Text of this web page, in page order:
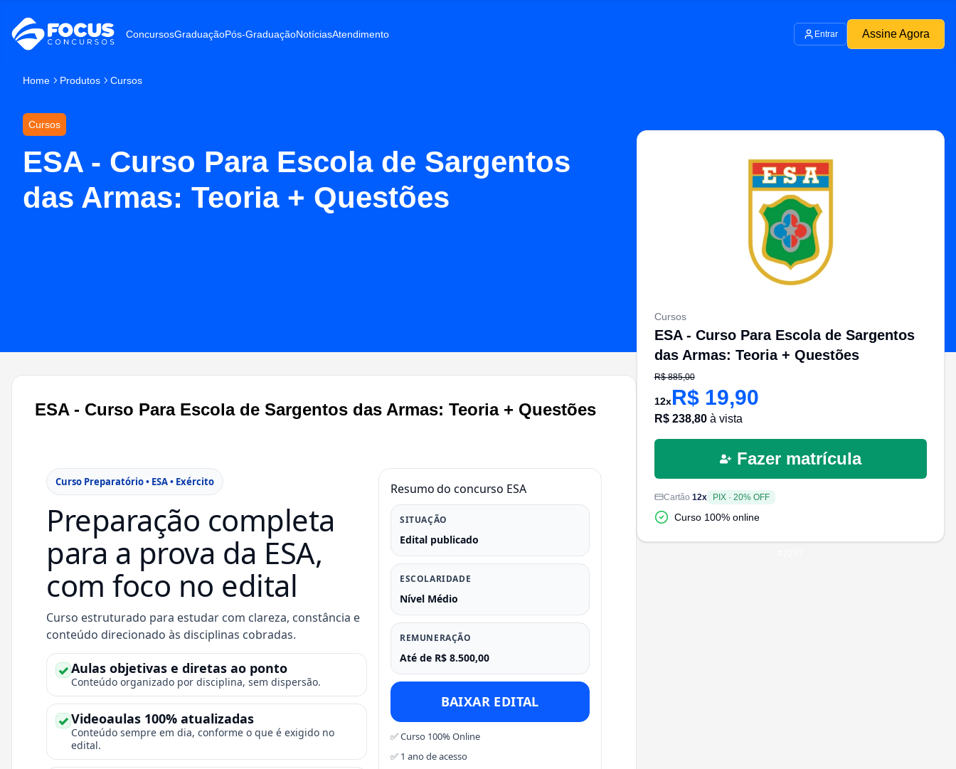
ConcursosGraduaçãoPós-GraduaçãoNotíciasAtendimento Entrar Assine Agora
Home Produtos Cursos
Cursos
ESA - Curso Para Escola de Sargentos
das Armas: Teoria + Questões
ESA - Curso Para Escola de Sargentos das Armas: Teoria + Questões
Curso Preparatório • ESA • Exército
Preparação completa
para a prova da ESA,
com foco no edital
Curso estruturado para estudar com clareza, constância e
conteúdo direcionado às disciplinas cobradas.
✓Aulas objetivas e diretas ao ponto
Conteúdo organizado por disciplina, sem dispersão.
✓Videoaulas 100% atualizadas
Conteúdo sempre em dia, conforme o que é exigido no
edital.
Resumo do concurso ESA
SITUAÇÃO
Edital publicado
ESCOLARIDADE
Nível Médio
REMUNERAÇÃO
Até de R$ 8.500,00
BAIXAR EDITAL
✅ Curso 100% Online
✅ 1 ano de acesso
Cursos
ESA - Curso Para Escola de Sargentos
das Armas: Teoria + Questões
R$885,00
12xR$ 19,90
R$ 238,80à vista
Fazer matrícula
Cartão 12x PIX· 20% OFF
Curso 100% online